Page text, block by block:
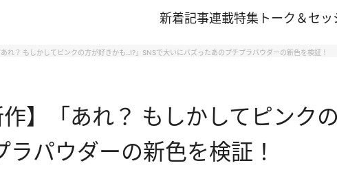
新着記事連載特集 トーク＆セ
あれ？ もしかしてピンクの方が好きかも…!?」SNSで大いにバズったあのプチプラパウダーの新色を検証！
作】「あれ？ もしかしてピンク
パウダーの新色を検証！